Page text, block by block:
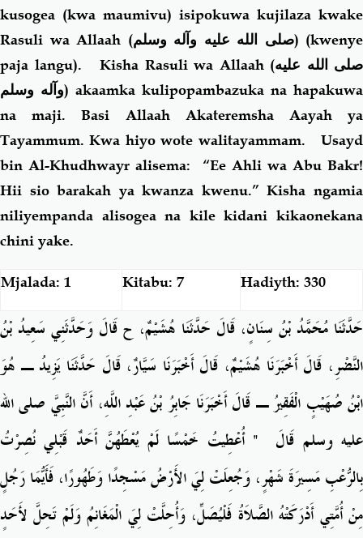
kusogea (kwa maumivu) isipokuwa kujilaza kwake
Rasuli wa Allaah (صلى الله عليه وآله وسلم) (kwenye
paja langu). Kisha Rasuli wa Allaah (صلى الله عليه
وآله وسلم) akaamka kulipopambazuka na hapakuwa
na maji. Basi Allaah Akateremsha Aayah ya
Tayammum. Kwa hiyo wote walitayammam. Usayd
bin Al-Khudhwayr alisema: “Ee Ahli wa Abu Bakr!
Hii sio barakah ya kwanza kwenu.” Kisha ngamia
niliyempanda alisogea na kile kidani kikaonekana
chini yake.
Mjalada: 1 Kitabu: 7 Hadiyth: 330
حَدَّثَنَا مُحَمَّدُ بْنُ سِنَانٍ، قَالَ حَدَّثَنَا هُشَيْمٌ، ح قَالَ وَحَدَّثَنِي سَعِيدُ بْنُ
النَّضْرِ، قَالَ أَخْبَرَنَا هُشَيْمٌ، قَالَ أَخْبَرَنَا سَيَّارٌ، قَالَ حَدَّثَنَا يَزِيدُ ـ هُوَ
ابْنُ صُهَيْبٍ الْفَقِيرُ ـ قَالَ أَخْبَرَنَا جَابِرُ بْنُ عَبْدِ اللَّهِ، أَنَّ النَّبِيَّ صلى الله
عليه وسلم قَالَ ‏ " ‏ أُعْطِيتُ خَمْسًا لَمْ يُعْطَهُنَّ أَحَدٌ قَبْلِي نُصِرْتُ
بِالرُّعْبِ مَسِيرَةَ شَهْرٍ، وَجُعِلَتْ لِيَ الأَرْضُ مَسْجِدًا وَطَهُورًا، فَأَيُّمَا رَجُلٍ
مِنْ أُمَّتِي أَدْرَكَتْهُ الصَّلاَةُ فَلْيُصَلِّ، وَأُحِلَّتْ لِيَ الْمَغَانِمُ وَلَمْ تَحِلَّ لأَحَدٍ